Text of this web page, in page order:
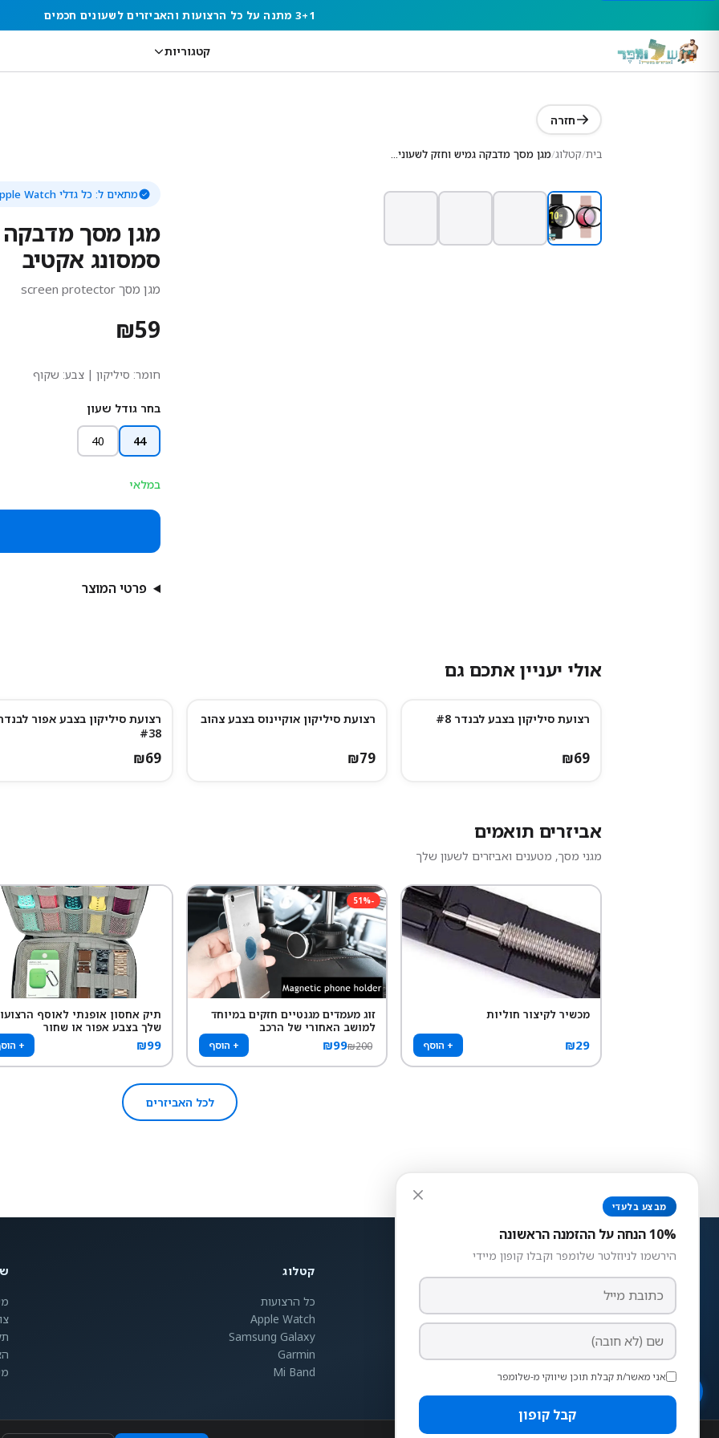
3+1 מתנה על כל הרצועות והאביזרים לשעונים חכמים
קטגוריות
חזרה
בית/קטלוג/ מגן מסך מדבקה גמיש וחזק לשעוני סמסונג אקטיב
מתאים ל: כל גדלי Apple Watch
מגן מסך מדבקה
סמסונג אקטיב
מגן מסך screen protector
₪59
חומר: סיליקון | צבע: שקוף
בחר גודל שעון
44
40
במלאי
פרטי המוצר
אולי יעניין אתכם גם
רצועת סיליקון בצבע לבנדר #8
₪69
רצועת סיליקון אוקיינוס בצבע צהוב
₪79
רצועת סיליקון בצבע אפור
#38
₪69
אביזרים תואמים
מגני מסך, מטענים ואביזרים לשעון שלך
מכשיר לקיצור חוליות
₪29 + הוסף
-
51%
זוג מעמדים מגנטיים חזקים במיוחד
למושב האחורי של הרכב
₪99₪200 + הוסף
תיק אחסון אופנתי לאוסף
שלך בצבע אפור או שחור
₪99
+
לכל האביזרים
רצועות איכותיות לשעונים חכמים.
Apple Watch, Samsung, Garmin ועוד.
קטלוג
כל הרצועות
Apple Watch
Samsung Galaxy
Garmin
Mi Band
100%
115%
מרווח שורות
רגיל בינוני מרווח
הדגשת קישורים פונט קריא
הדגשת כותרות סמן גדול
עצור אנימציות
הצהרת נגישות
מבצע בלעדי
10% הנחה על ההזמנה הראשונה
הירשמו לניוזלטר שלומפר וקבלו קופון מיידי
אני מאשר/ת קבלת תוכן שיווקי מ-שלומפר
קבל קופון